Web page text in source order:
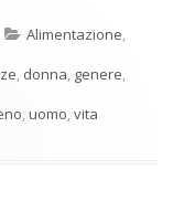
n Categorie
Alimentazione,
, donna, genere,
,uomo,vita